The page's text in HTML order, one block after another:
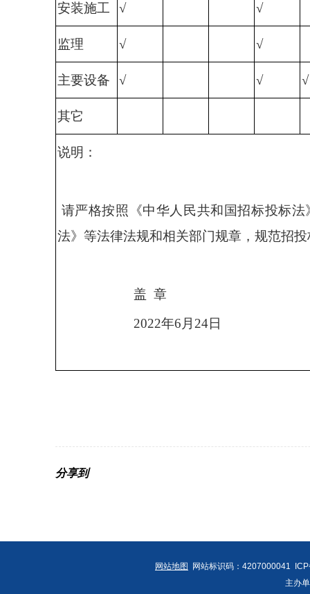
安装施工 √ √
监理 √ √
主要设备 √ √ √
其它
说明：
请严格按照《中华人民共和国招标投标法
法》等法律法规和相关部门规章，规范招
盖 章
2022年6 月 24日
分享到
网站地图
网站标识码：4207000041
主办